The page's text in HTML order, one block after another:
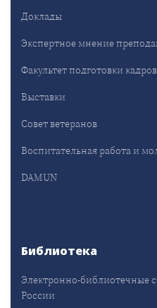
Доклады
Экспертное мнение
Факультет подготовки
Выставки
Совет ветеранов
Воспитательная работа и
DAMUN
Библиотека
Электронно-библиотечные
России